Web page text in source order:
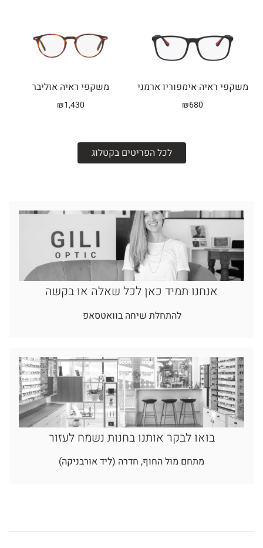
משקפי ראיה אוליבר
₪1,430
משקפי ראיה אימפוריו ארמני
₪680
לכל הפריטים בקטלוג
אנחנו תמיד כאן לכל שאלה או בקשה
להתחלת שיחה בוואטסאפ
בואו לבקר אותנו בחנות נשמח לעזור
מתחם מול החוף, חדרה (ליד אורבניקה)